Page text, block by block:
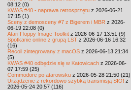
08:12 (0)
KWAS #40 - naprawa retrosprzętu z 2026-06-21
17:15 (1)
Sceny z demosceny #7 z Bigerem i MBR z 2026-
06-19 22:08 (0)
Atari Floppy Image Toolkit z 2026-06-17 13:51 (9)
Spotkanie online z grupą LST z 2026-06-16 16:32
(16)
Recoil zintegrowany z macOS z 2026-06-13 21:34
(5)
KWAS #40 odbędzie się w Katowicach z 2026-06-
07 17:59 (25)
Commodore po atarowsku z 2026-05-28 21:50 (21)
Urządzenie z rekordowo szybką transmisją SIO! z
2026-05-24 20:57 (116)